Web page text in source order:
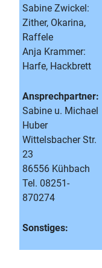
Sabine Zwickel:
Zither, Okarina,
Raffele
Anja Krammer:
Harfe, Hackbrett
Ansprechpartner:
Sabine u. Michael
Huber
Wittelsbacher Str.
23
86556 Kühbach
Tel. 08251-
870274
Sonstiges: